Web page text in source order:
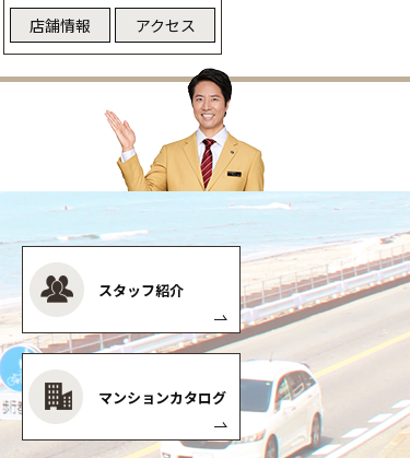
店舗情報 アクセス
スタッフ紹介
マンションカタログ